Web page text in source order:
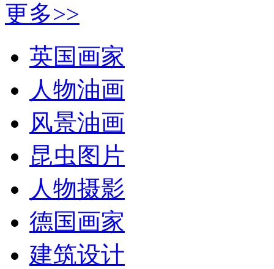
更多>>
英国画家
人物油画
风景油画
昆虫图片
人物摄影
德国画家
建筑设计